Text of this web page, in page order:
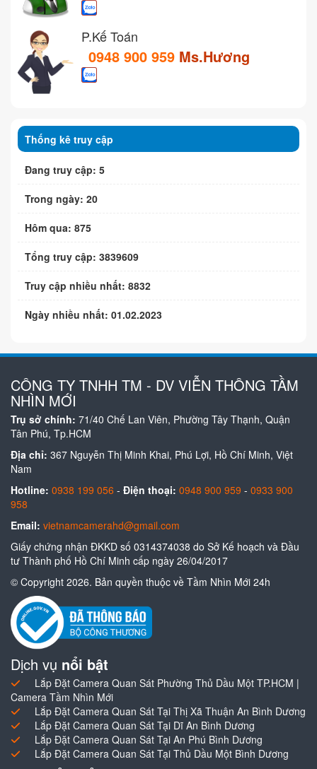
P.Kế Toán
0948 900 959 Ms.Hương
Thống kê truy cập
Đang truy cập: 5
Trong ngày: 20
Hôm qua: 875
Tổng truy cập: 3839609
Truy cập nhiều nhất: 8832
Ngày nhiều nhất: 01.02.2023
CÔNG TY TNHH TM - DV VIỄN THÔNG TẦM
NHÌN MỚI
Trụ sở chính: 71/40 Chế Lan Viên, Phường Tây Thạnh, Quận
Tân Phú, Tp.HCM
Địa chỉ: 367 Nguyễn Thị Minh Khai, Phú Lợi, Hồ Chí Minh, Việt
Nam
Hotline: 0938 199 056 - Điện thoại: 0948 900 959 - 0933 900
958
Email: vietnamcamerahd@gmail.com
Giấy chứng nhận ĐKKD số 0314374038 do Sở Kế hoạch và Đầu
tư Thành phố Hồ Chí Minh cấp ngày 26/04/2017
© Copyright 2026. Bản quyền thuộc về Tầm Nhìn Mới 24h
Dịch vụ nổi bật
Lắp Đặt Camera Quan Sát Phường Thủ Dầu Một TP.HCM |
Camera Tầm Nhìn Mới
Lắp Đặt Camera Quan Sát Tại Thị Xã Thuận An Bình Dương
Lắp Đặt Camera Quan Sát Tại Dĩ An Bình Dương
Lắp Đặt Camera Quan Sát Tại An Phú Bình Dương
Lắp Đặt Camera Quan Sát Tại Thủ Dầu Một Bình Dương